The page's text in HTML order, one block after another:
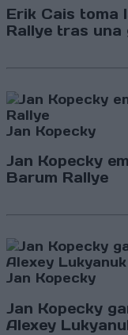
Erik Cais toma
Rallye tras una
Jan Kopecky
Jan Kopecky
Barum Rallye
Jan Kopecky
Jan Kopecky
Alexey